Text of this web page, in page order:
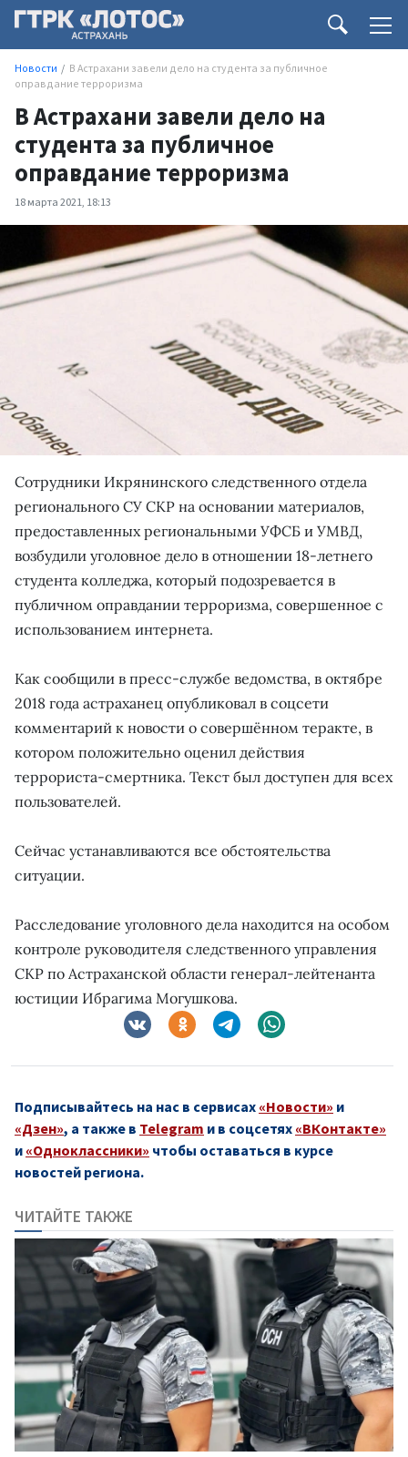
Новости
В Астрахани завели дело на студента за публичное
оправдание терроризма
В Астрахани завели дело на
студента за публичное
оправдание терроризма
18 марта 2021, 18:13
Сотрудники Икрянинского следственного отдела
регионального СУ СКР на основании материалов,
предоставленных региональными УФСБ и УМВД,
возбудили уголовное дело в отношении 18-летнего
студента колледжа, который подозревается в
публичном оправдании терроризма, совершенное с
использованием интернета.
Как сообщили в пресс-службе ведомства, в октябре
2018 года астраханец опубликовал в соцсети
комментарий к новости о совершённом теракте, в
котором положительно оценил действия
террориста-смертника. Текст был доступен для всех
пользователей.
Сейчас устанавливаются все обстоятельства
ситуации.
Расследование уголовного дела находится на особом
контроле руководителя следственного управления
СКР по Астраханской области генерал-лейтенанта
юстиции Ибрагима Могушкова.
Подписывайтесь на нас в сервисах «Новости» и
«Дзен», а также в Telegram и в соцсетях «ВКонтакте»
и «Одноклассники» чтобы оставаться в курсе
новостей региона.
ЧИТАЙТЕ ТАКЖЕ